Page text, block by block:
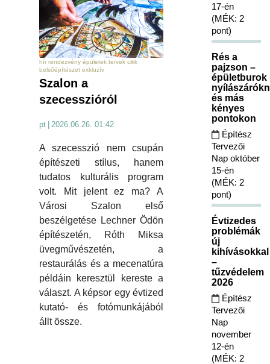
hír rendezvény épületek tervek cikk
belsőépítészet exkluzív
Szalon a
szecesszióról
pt | 2026.06.26. 01:42
A szecesszió nem csupán
építészeti stílus, hanem
tudatos kulturális program
volt. Mit jelent ez ma? A
Városi Szalon első
beszélgetése Lechner Ödön
építészetén, Róth Miksa
üvegművészetén, a
restaurálás és a mecenatúra
példáin keresztül kereste a
választ. A képsor egy évtized
kutató- és fotómunkájából
állt össze.
17-én
(MÉK: 2
pont)
Rés a
pajzson –
épületburok
és más
kényes
pontokon
Építész
Tervezői
Nap október
15-én
(MÉK: 2
pont)
Évtizedes
problémák
új
kihívásokkal
–
tűzvédelem
2026
Építész
Tervezői
Nap
november
12-én
(MÉK: 2